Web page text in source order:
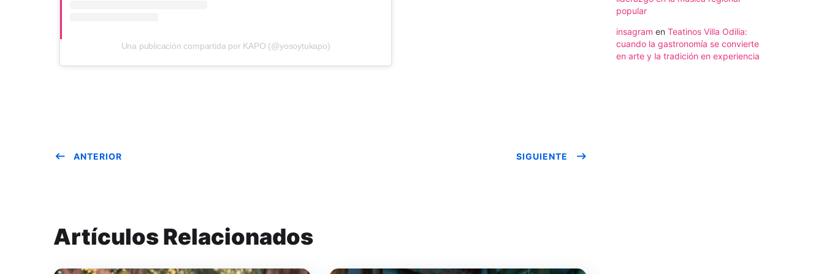
Una publicación compartida por KAPO (@yosoytukapo)
ANTERIOR SIGUIENTE
Artículos Relacionados
popular
insagram en Teatinos Villa Odilia:
cuando la gastronomía se convierte
en arte y la tradición en experiencia